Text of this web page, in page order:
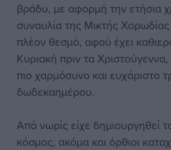
βράδυ, με αφορμή την ετήσια
συναυλία της Μικτής
πλέον θεσμό, αφού έχει
Κυριακή πριν τα
πιο χαρμόσυνο και ευχάριστο
δωδεκαημέρου.
Από νωρίς είχε δημιουργηθεί
κόσμος, ακόμα και όρθιοι